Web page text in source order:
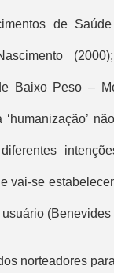
de
Baixo Peso –
‘humanização’
vai-se
norteadores